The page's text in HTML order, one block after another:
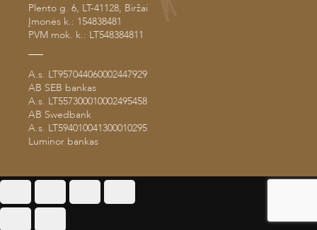
Plento g. 6, LT-41128, Biržai
Įmonės k.: 154838481
PVM mok. k.: LT548384811
A.s. LT957044060002447929
AB SEB bankas
A.s. LT557300010002495458
AB Swedbank
A.s. LT594010041300010295
Luminor bankas